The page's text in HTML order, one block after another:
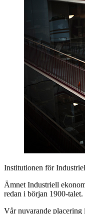
Institutionen för
Ämnet Industriell
redan i början 1900-talet.
Vår nuvarande